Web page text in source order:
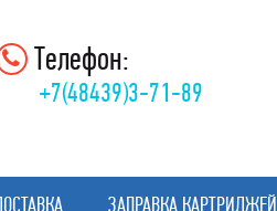
Телефон:
+7(48439)3-71-89
ЗАПРАВКА КАРТРИДЖЕЙ